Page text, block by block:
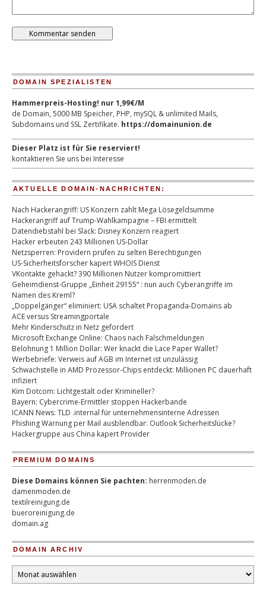
DOMAIN SPEZIALISTEN
Hammerpreis-Hosting! nur 1,99€/M
de Domain, 5000 MB Speicher, PHP, mySQL & unlimited Mails,
Subdomains und SSL Zertifikate. https://domainunion.de
Dieser Platz ist für Sie reserviert!
kontaktieren Sie uns bei Interesse
AKTUELLE DOMAIN-NACHRICHTEN:
Nach Hackerangriff: US Konzern zahlt Mega Lösegeldsumme
Hackerangriff auf Trump-Wahlkampagne – FBI ermittelt
Datendiebstahl bei Slack: Disney Konzern reagiert
Hacker erbeuten 243 Millionen US-Dollar
Netzsperren: Providern prüfen zu selten Berechtigungen
US-Sicherheitsforscher kapert WHOIS Dienst
VKontakte gehackt? 390 Millionen Nutzer kompromittiert
Geheimdienst-Gruppe „Einheit 29155“ : nun auch Cyberangriffe im
Namen des Kreml?
„Doppelgänger“ eliminiert: USA schaltet Propaganda-Domains ab
ACE versus Streamingportale
Mehr Kinderschutz in Netz gefordert
Microsoft Exchange Online: Chaos nach Falschmeldungen
Belohnung 1 Million Dollar: Wer knackt die Lace Paper Wallet?
Werbebriefe: Verweis auf AGB im Internet ist unzulässig
Schwachstelle in AMD Prozessor-Chips entdeckt: Millionen PC dauerhaft
infiziert
Kim Dotcom: Lichtgestalt oder Krimineller?
Bayern: Cybercrime-Ermittler stoppen Hackerbande
ICANN News: TLD .internal für unternehmensinterne Adressen
Phishing Warnung per Mail ausblendbar: Outlook Sicherheitslücke?
Hackergruppe aus China kapert Provider
PREMIUM DOMAINS
Diese Domains können Sie pachten: herrenmoden.de
damenmoden.de
textilreinigung.de
bueroreinigung.de
domain.ag
DOMAIN ARCHIV
Domain
Archiv